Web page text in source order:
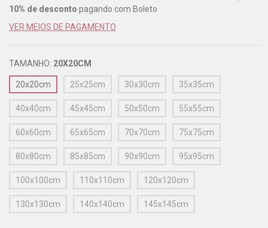
10% de desconto pagando com Boleto
VER MEIOS DE PAGAMENTO
TAMANHO: 20X20CM
20x20cm 25x25cm 30x30cm 35x35cm
40x40cm 45x45cm 50x50cm 55x55cm
60x60cm 65x65cm 70x70cm 75x75cm
80x80cm 85x85cm 90x90cm 95x95cm
100x100cm 110x110cm 120x120cm
130x130cm 140x140cm 145x145cm